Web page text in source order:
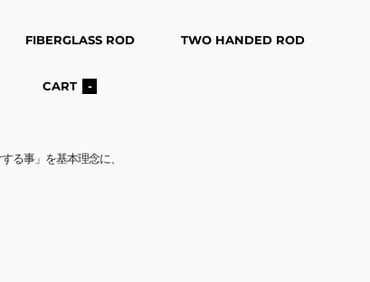
FIBERGLASS ROD TWO HANDED ROD
CART -
る事」を基本理念に、